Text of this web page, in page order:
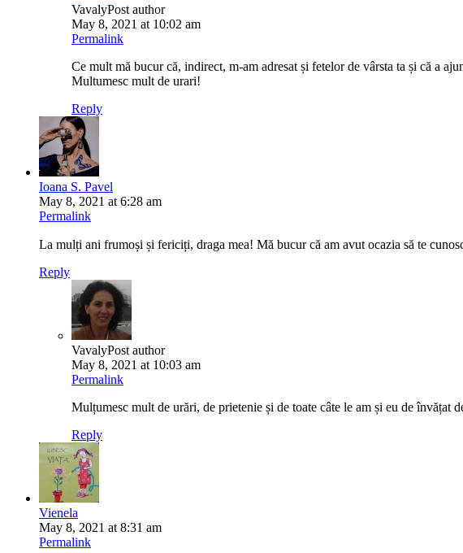
VavalyPost author
May 8, 2021 at 10:02 am
Permalink
Ce mult mă bucur că, indirect, m-am adresat și fetelor de vârsta ta și că a
Multumesc mult de urari!
Reply
Ioana S. Pavel
May 8, 2021 at 6:28 am
Permalink
La mulți ani frumoși și fericiți, draga mea! Mă bucur că am avut ocazia să te
Reply
VavalyPost author
May 8, 2021 at 10:03 am
Permalink
Mulțumesc mult de urări, de prietenie și de toate câte le am și eu de învățat
Reply
Vienela
May 8, 2021 at 8:31 am
Permalink